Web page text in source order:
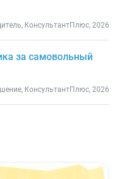
КонсультантПлюс, 2026
за самовольный
КонсультантПлюс, 2026